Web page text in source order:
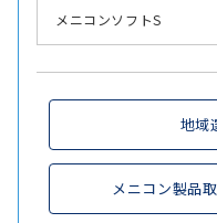
メニコンソフトS
地域
メニコン製品